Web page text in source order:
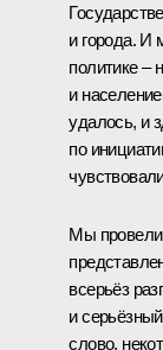
и города. И
политике –
и
удалось, и
по
Мы провели
всерьёз
и
слово,